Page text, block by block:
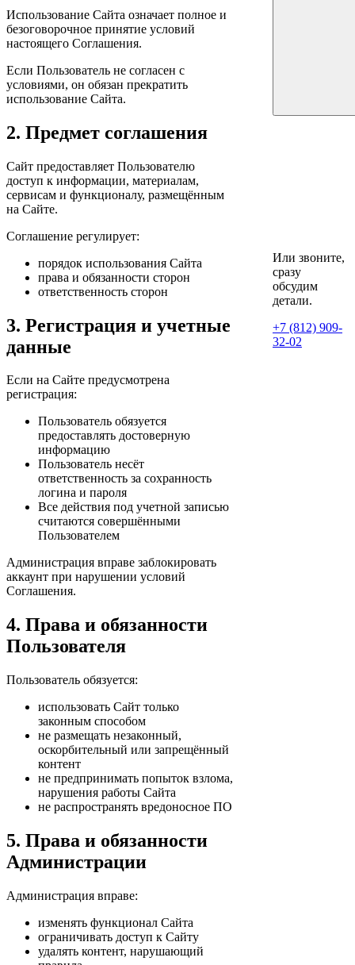
Использование Сайта означает полное и
безоговорочное принятие условий
настоящего Соглашения.
Если Пользователь не согласен с
условиями, он обязан прекратить
использование Сайта.
2. Предмет соглашения
Сайт предоставляет Пользователю
доступ к информации, материалам,
сервисам и функционалу, размещённым
на Сайте.
Соглашение регулирует:
порядок использования Сайта
права и обязанности сторон
ответственность сторон
3. Регистрация и учетные
данные
Если на Сайте предусмотрена
регистрация:
Пользователь обязуется
предоставлять достоверную
информацию
Пользователь несёт
ответственность за сохранность
логина и пароля
Все действия под учетной записью
считаются совершёнными
Пользователем
Администрация вправе заблокировать
аккаунт при нарушении условий
Соглашения.
4. Права и обязанности
Пользователя
Пользователь обязуется:
использовать Сайт только
законным способом
не размещать незаконный,
оскорбительный или запрещённый
контент
не предпринимать попыток взлома,
нарушения работы Сайта
не распространять вредоносное ПО
5. Права и обязанности
Администрации
Администрация вправе:
изменять функционал Сайта
ограничивать доступ к Сайту
удалять контент, нарушающий
Или звоните,
сразу
обсудим
детали.
+7 (812) 909-
32-02